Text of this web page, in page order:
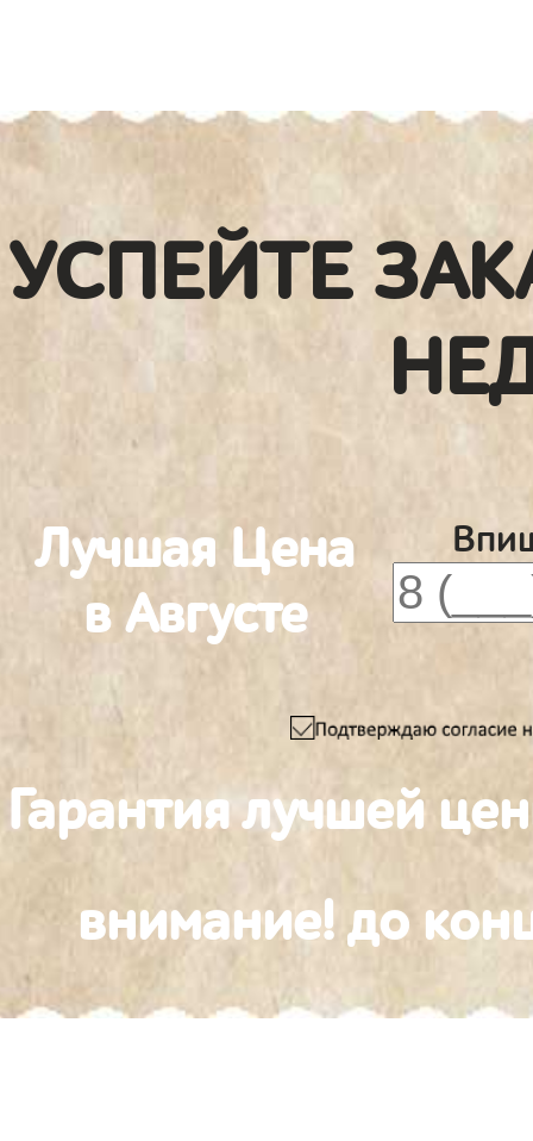
УСПЕЙТЕ
Лучшая Цена
в Августе
Гарантия лучшей
внимание! до